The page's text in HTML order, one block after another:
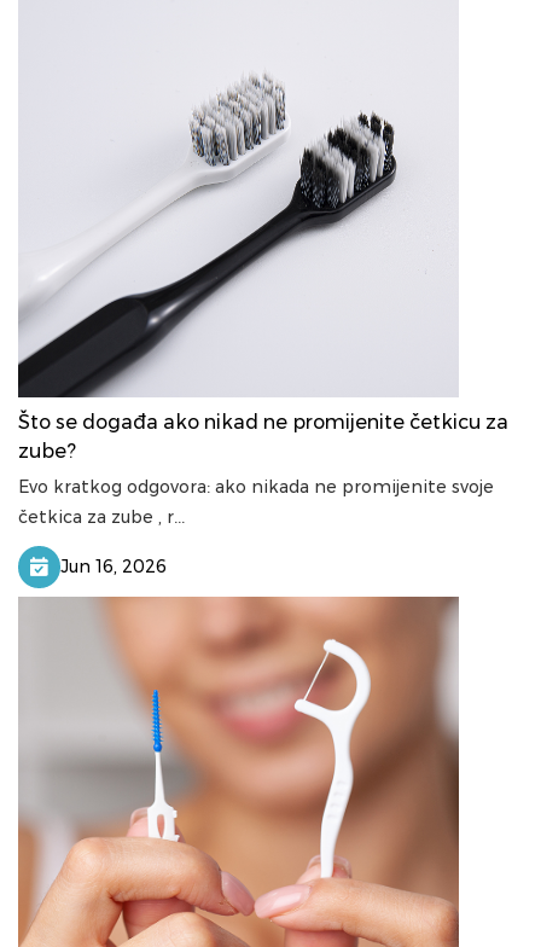
Što se događa ako nikad ne promijenite četkicu za
zube?
Evo kratkog odgovora: ako nikada ne promijenite svoje
četkica za zube , r...
Jun 16, 2026